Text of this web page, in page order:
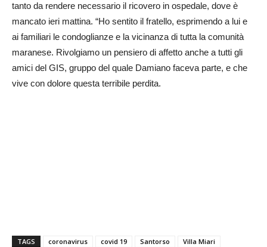
tanto da rendere necessario il ricovero in ospedale, dove è
mancato ieri mattina. “Ho sentito il fratello, esprimendo a lui e
ai familiari le condoglianze e la vicinanza di tutta la comunità
maranese. Rivolgiamo un pensiero di affetto anche a tutti gli
amici del GIS, gruppo del quale Damiano faceva parte, e che
vive con dolore questa terribile perdita.
TAGS coronavirus covid 19 Santorso Villa Miari